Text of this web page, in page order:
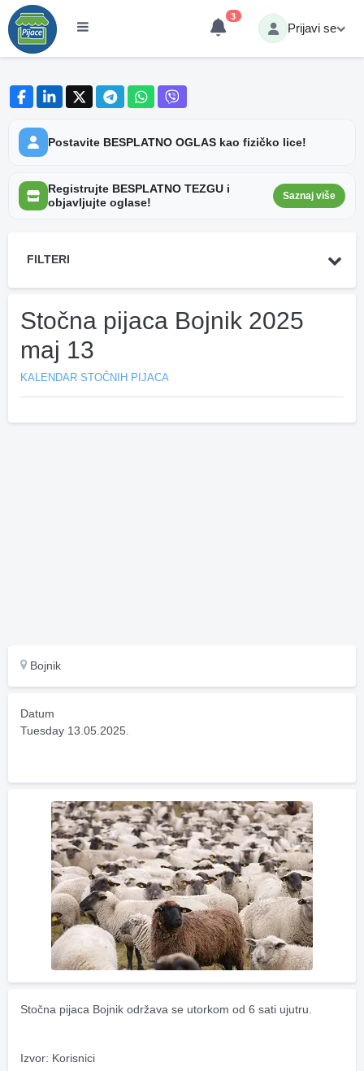
3
Prijavi se
Postavite BESPLATNO OGLAS kao fizičko lice!
Registrujte BESPLATNO TEZGU i
objavljujte oglase!
Saznaj više
FILTERI
Stočna pijaca Bojnik 2025
maj 13
KALENDAR STOČNIH PIJACA
Bojnik
Datum
Tuesday 13.05.2025.
Stočna pijaca Bojnik održava se utorkom od 6 sati ujutru.
Izvor: Korisnici